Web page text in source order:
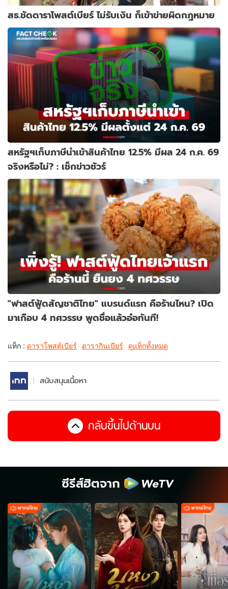
สธ.ชัดดาราโพสต์เบียร์ ไม่รับเงิน ก็เข้าข่ายผิดกฎหมาย
สหรัฐฯเก็บภาษีนำเข้าสินค้าไทย 12.5% มีผล 24 ก.ค. 69
จริงหรือไม่? : เช็กข่าวชัวร์
"ฟาสต์ฟู้ดสัญชาติไทย" แบรนด์แรก คือร้านไหน? เปิด
มาเกือบ 4 ทศวรรษ พูดชื่อแล้วอ๋อทันที!
แท็ก : ดาราโพสต์เบียร์ ดารากินเบียร์ ดูแท็กทั้งหมด
สนับสนุนเนื้อหา
กลับขึ้นไปด้านบน
ซีรีส์ฮิตจาก